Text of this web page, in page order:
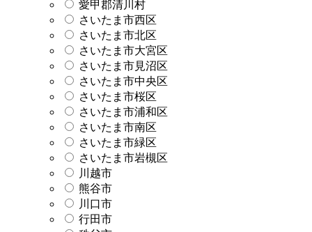
愛甲郡清川村
さいたま市西区
さいたま市北区
さいたま市大宮区
さいたま市見沼区
さいたま市中央区
さいたま市桜区
さいたま市浦和区
さいたま市南区
さいたま市緑区
さいたま市岩槻区
川越市
熊谷市
川口市
行田市